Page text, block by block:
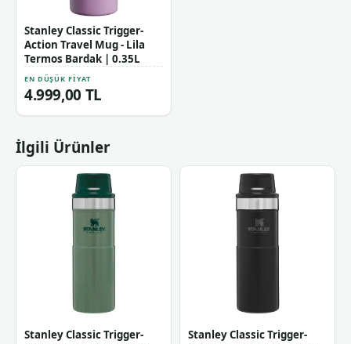
Stanley Classic Trigger-
Action Travel Mug - Lila
Termos Bardak | 0.35L
EN DÜŞÜK FIYAT
4.999,00 TL
İlgili Ürünler
Stanley Classic Trigger-
Stanley Classic Trigger-